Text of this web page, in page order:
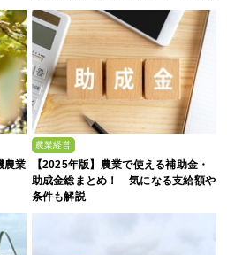
約」
農業
農業経営
【2025年版】農業で使える補助金・
助成金総まとめ！ 気になる支給額や
条件も解説